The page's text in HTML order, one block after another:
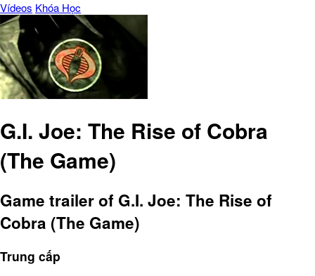
Vídeos Khóa Học
G.I. Joe: The Rise of Cobra
(The Game)
Game trailer of G.I. Joe: The Rise of
Cobra (The Game)
Trung cấp